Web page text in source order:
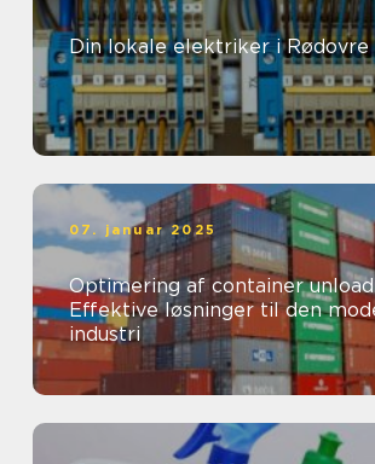
Din lokale elektriker i Rødovre
07. januar 2025
Optimering af container
Effektive løsninger til den
industri